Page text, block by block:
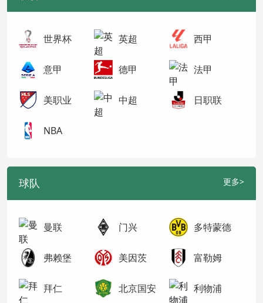
世界杯 英超 西甲
意甲 德甲 法甲
美职业 中超 日职联
NBA
球队 更多>
曼联 门兴 多特蒙德
弗赖堡 美因茨 富勒姆
拜仁 北京国安 利物浦